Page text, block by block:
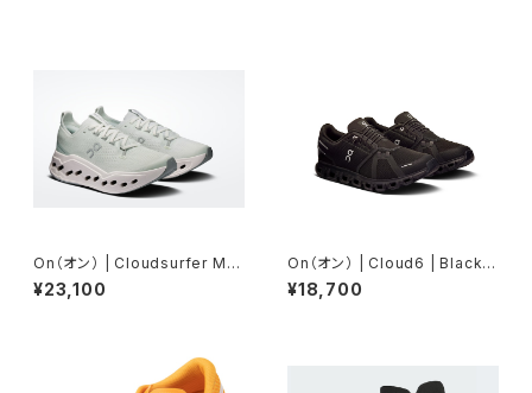
On（オン） | Cloudsurfer Ma
x | Iceberg / Ivory | Wome
n
¥23,100
On（オン） | Cloud6 | Black/B
lack | Women
¥18,700